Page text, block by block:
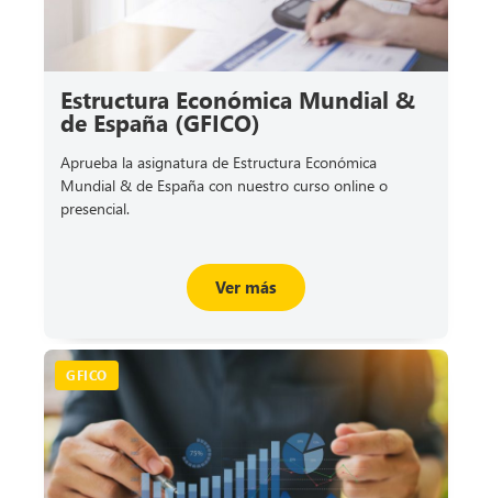
Estructura Económica Mundial &
de España (GFICO)
Aprueba la asignatura de Estructura Económica
Mundial & de España con nuestro curso online o
presencial.
Ver más
GFICO